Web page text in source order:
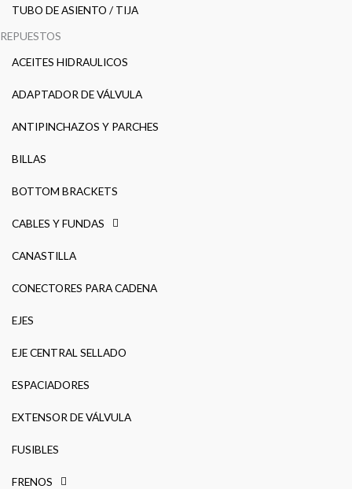
TUBO DE ASIENTO / TIJA
REPUESTOS
ACEITES HIDRAULICOS
ADAPTADOR DE VÁLVULA
ANTIPINCHAZOS Y PARCHES
BILLAS
BOTTOM BRACKETS
CABLES Y FUNDAS
CANASTILLA
CONECTORES PARA CADENA
EJES
EJE CENTRAL SELLADO
ESPACIADORES
EXTENSOR DE VÁLVULA
FUSIBLES
FRENOS